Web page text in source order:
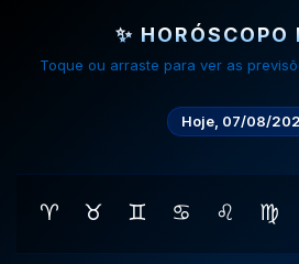
✨ HORÓSCOPO
Toque ou arraste para ver as
Hoje, 07/08/
♈ ♉ ♊ ♋ ♌ ♍